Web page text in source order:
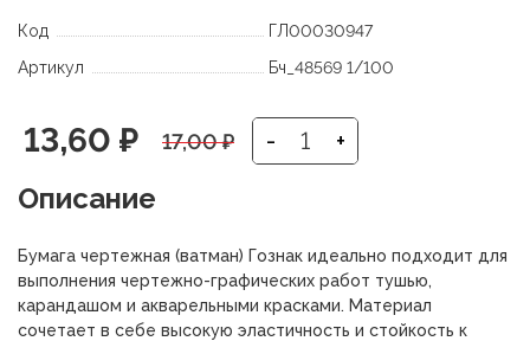
Код
ГЛ00030947
Артикул
Бч_48569 1/100
17,00₽
Первоначальная
цена
составляла
17,00 ₽.
13,60 ₽
Текущая
цена:
13,60 ₽.
- +
Описание
Бумага чертежная (ватман) Гознак идеально подходит для
выполнения чертежно-графических работ тушью,
карандашом и акварельными красками. Материал
сочетает в себе высокую эластичность и стойкость к